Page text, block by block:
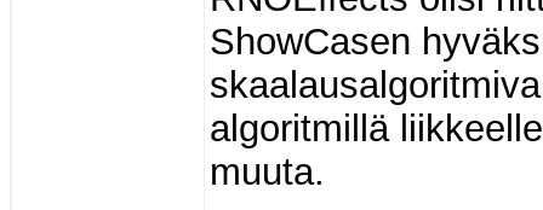
ShowCasen
algoritmillä
muuta.